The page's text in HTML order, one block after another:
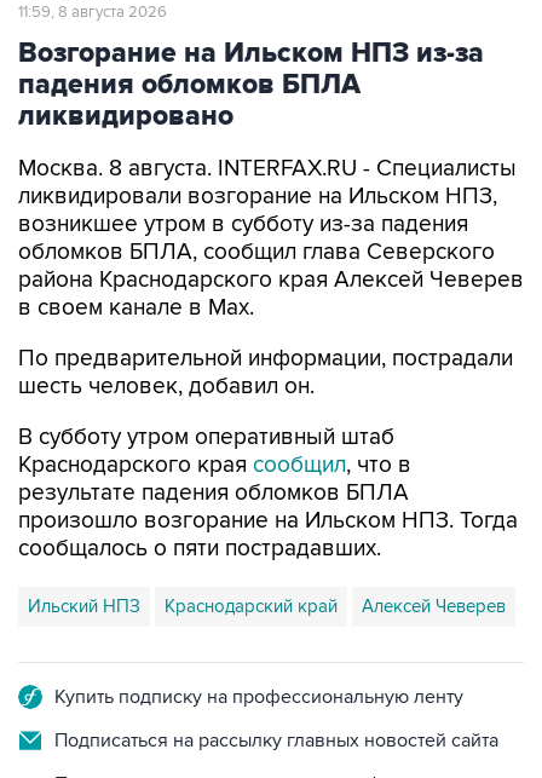
11:59, 8 августа 2026
Возгорание на Ильском НПЗ из-за
падения обломков БПЛА
ликвидировано
Москва. 8 августа. INTERFAX.RU - Специалисты
ликвидировали возгорание на Ильском НПЗ,
возникшее утром в субботу из-за падения
обломков БПЛА, сообщил глава Северского
района Краснодарского края Алексей Чеверев
в своем канале в Max.
По предварительной информации, пострадали
шесть человек, добавил он.
В субботу утром оперативный штаб
Краснодарского края сообщил, что в
результате падения обломков БПЛА
произошло возгорание на Ильском НПЗ. Тогда
сообщалось о пяти пострадавших.
Ильский НПЗ Краснодарский край Алексей Чеверев
Купить подписку на профессиональную ленту
Подписаться на рассылку главных новостей сайта